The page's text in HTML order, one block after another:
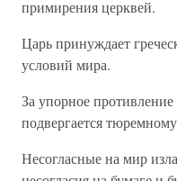
примирения церквей.
Царь принуждает
условий мира.
За упорное
подвергается
Несогласные на мир